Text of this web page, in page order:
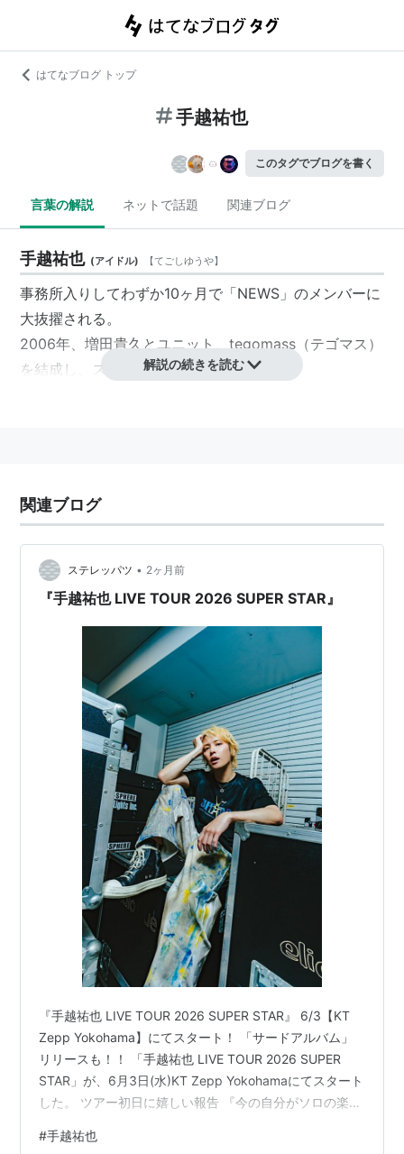
はてなブログ トップ
手越祐也
このタグでブログを書く
言葉の解説 ネットで話題 関連ブログ
手越祐也 (アイドル) 【てごしゆうや】
事務所入りしてわずか10ヶ月で「NEWS」のメンバーに
大抜擢される。
2006年、増田貴久とユニット、tegomass （テゴマス ）
を結成し、スウェーデンでデビュー。
血液型：B型
身長：170cm
体重：53kg
足のサイズ：25.5cm
BWH：82・67・84
（以上ポポロ2007年10月号より）
早稲田大学人間科学部人間情報科学科（通信課程）に在
一人っ子。左利き。
母親思いで愛犬・ティニーちゃん（パピヨン）・スカル
ちゃん（ティーカッププードル）を溺愛している。
NEWSのメンバーからは、「悪気のない自己中」「常に
上から目線」と言われている。
サッカー・フットサルが趣味で、どんなに仕事が忙しく
ても、週2〜3日はボールを蹴っている。
2005年12月17日、シネスイッチ銀座を始めとする全国
の映画館で公開開始。
この作品は第1回ニュー・モントリオール国際映画祭コ
演者の韓英恵
解説の続きを読む
関連ブログ
ステレッパツ • 2ヶ月前
『手越祐也 LIVE TOUR 2026 SUPER STAR』
『手越祐也 LIVE TOUR 2026 SUPER STAR』 6/3【KT
Zepp Yokohama】にてスタート！ 「サードアルバム」
リリースも！！ 「手越祐也 LIVE TOUR 2026 SUPER
STAR」が、6月3日(水)KT Zepp Yokohamaにてスタート
した。 ツアー初日に嬉しい報告 『今の自分がソロの楽曲
身が語ったそのツアー初日のステージで嬉しい報告が！
#手越祐也